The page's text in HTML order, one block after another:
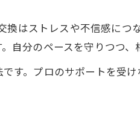
はストレスや不信感につ
分のペースを守りつつ、
す。プロのサポートを受